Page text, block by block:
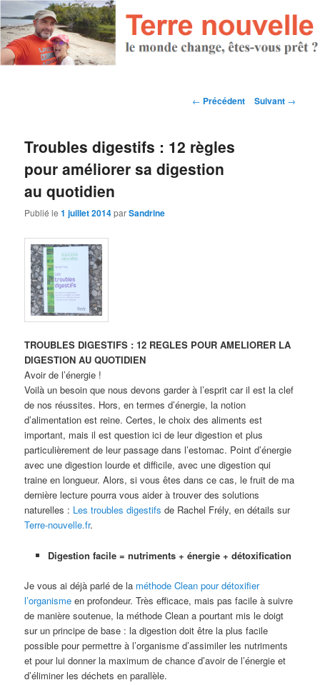
Navigation des articles
← Précédent Suivant →
Troubles digestifs : 12 règles
pour améliorer sa digestion
au quotidien
Publié le1 juillet 2014parSandrine
TROUBLES DIGESTIFS : 12 REGLES POUR AMELIORER LA
DIGESTION AU QUOTIDIEN
Avoir de l’énergie !
Voilà un besoin que nous devons garder à l’esprit car il est la clef
de nos réussites. Hors, en termes d’énergie, la notion
d’alimentation est reine. Certes, le choix des aliments est
important, mais il est question ici de leur digestion et plus
particulièrement de leur passage dans l’estomac. Point d’énergie
avec une digestion lourde et difficile, avec une digestion qui
traine en longueur. Alors, si vous êtes dans ce cas, le fruit de ma
dernière lecture pourra vous aider à trouver des solutions
naturelles : Les troubles digestifs de Rachel Frély, en détails sur
Terre-nouvelle.fr.
Digestion facile = nutriments + énergie + détoxification
Je vous ai déjà parlé de la méthode Clean pour détoxifier
l’organisme en profondeur. Très efficace, mais pas facile à suivre
de manière soutenue, la méthode Clean a pourtant mis le doigt
sur un principe de base : la digestion doit être la plus facile
possible pour permettre à l’organisme d’assimiler les nutriments
et pour lui donner la maximum de chance d’avoir de l’énergie et
d’éliminer les déchets en parallèle.